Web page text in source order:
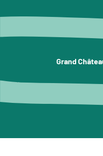
Grand